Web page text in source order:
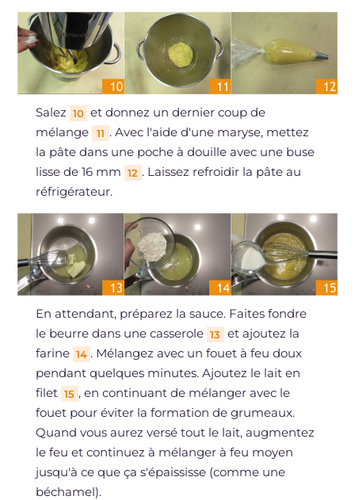
Salez 10 et donnez un dernier coup de
mélange
11 . Avec l'aide d'une maryse, mettez
la pâte dans une poche à douille avec une buse
lisse de 16 mm 12 . Laissez refroidir la pâte au
réfrigérateur.
En attendant, préparez la sauce. Faites fondre
le beurre dans une casserole 13
et ajoutez la
farine 14 . Mélangez avec un fouet à feu doux
pendant quelques minutes. Ajoutez le lait en
filet 15 , en continuant de mélanger avec le
fouet pour éviter la formation de grumeaux.
Quand vous aurez versé tout le lait, augmentez
le feu et continuez à mélanger à feu moyen
jusqu'à ce que ça s'épaississe (comme une
béchamel).